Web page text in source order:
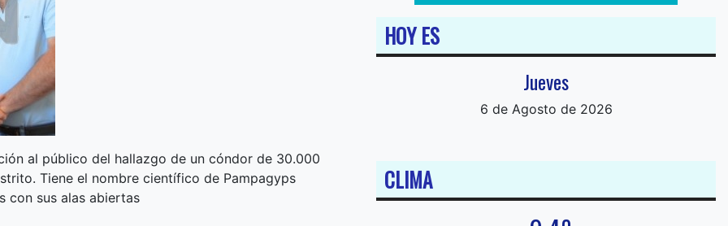
al público del hallazgo de un cóndor de 30.000
Tiene el nombre científico de Pampagyps
con sus alas abiertas
HOY ES
Jueves
6 de Agosto de 2026
CLIMA